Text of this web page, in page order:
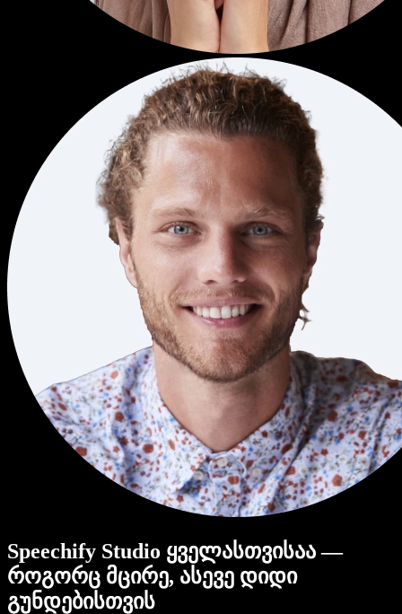
Speechify Studio ყველასთვისაა —
როგორც მცირე, ასევე დიდი
გუნდებისთვის